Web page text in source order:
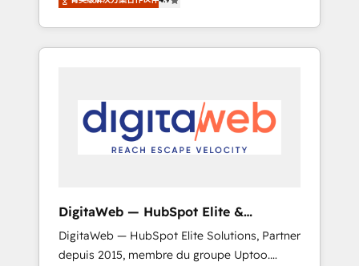
industries. With 150+ HubSpot-certified
experts, we deliver scalable solutions to
complex GTM and RevOps challenges. Our
smooth setup tailored to your GTM motion.
🔹 Migrations: Move from other CRMs to
HubSpot without data loss or downtime. 🔹
stack for better adoption. 🔹 Custom
Solutions: Build tailored apps, workflows, and
configurations. We are SOC 2 Type II and ISO
DigitaWeb — HubSpot Elite &
Intégrations ERP
DigitaWeb — HubSpot Elite Solutions, Partner
depuis 2015, membre du groupe Uptoo.